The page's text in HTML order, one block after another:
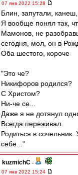
07 янв 2022 15:28
Блин, запутали,
Я вообще понял так,
Мамонов, не
сегодня, мол, он в
Оба шестого, короче
"Это че?
Никифоров родился?
С Христом?
Ни-че се...
Даже я не дотянул
Всегда переживал.
Родиться в сочельник.
себе..."
kuzmichC -
07 янв 2022 15:24